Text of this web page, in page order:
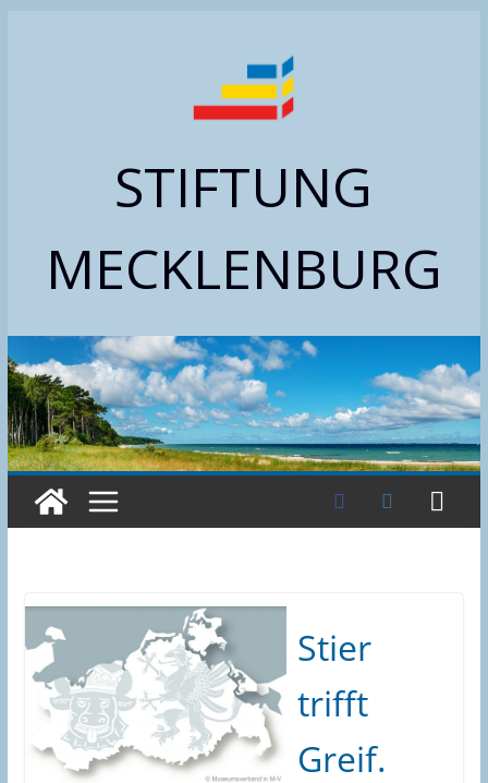
STIFTUNG
MECKLENBURG
Stier
trifft
Greif.